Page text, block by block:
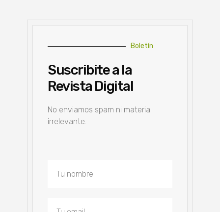
Boletín
Suscribite a la
Revista Digital
No enviamos spam ni material
irrelevante.